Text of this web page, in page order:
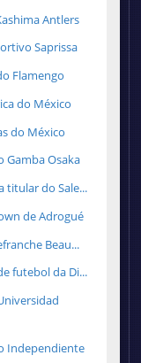
Antlers
Saprissa
Flamengo
do México
do México
Gamba Osaka
titular do Sale...
de Adrogué
Beau...
futebol da Di...
Independiente